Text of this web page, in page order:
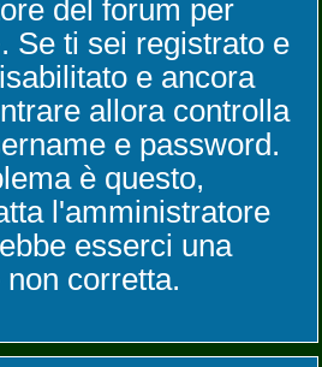
del forum per
ti sei registrato e
e ancora
allora controlla
e password.
è questo,
l'amministratore
esserci una
corretta.